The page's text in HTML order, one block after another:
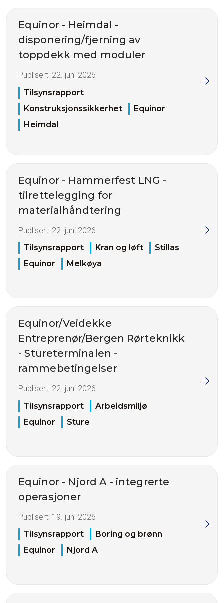
Equinor - Heimdal -
disponering/fjerning av
toppdekk med moduler
Publisert: 22. juni 2026
Tilsynsrapport
Konstruksjonssikkerhet
Equinor
Heimdal
Equinor - Hammerfest LNG -
tilrettelegging for
materialhåndtering
Publisert: 22. juni 2026
Tilsynsrapport
Kran og løft
Stillas
Equinor
Melkøya
Equinor/Veidekke
Entreprenør/Bergen Rørteknikk
- Stureterminalen -
rammebetingelser
Publisert: 22. juni 2026
Tilsynsrapport
Arbeidsmiljø
Equinor
Sture
Equinor - Njord A - integrerte
operasjoner
Publisert: 19. juni 2026
Tilsynsrapport
Boring og brønn
Equinor
Njord A